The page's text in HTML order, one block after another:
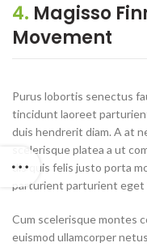
4. Magisso
Movement
Purus lobortis senectus
tincidunt laoreet
duis hendrerit diam. A at
scelerisque platea a ut
dis quis felis justo porta
parturient parturient eget
Cum scelerisque montes
euismod ullamcorper